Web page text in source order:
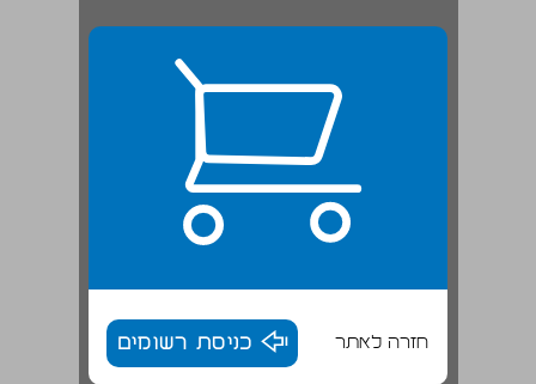
חזרה לאתר כניסת רשומים